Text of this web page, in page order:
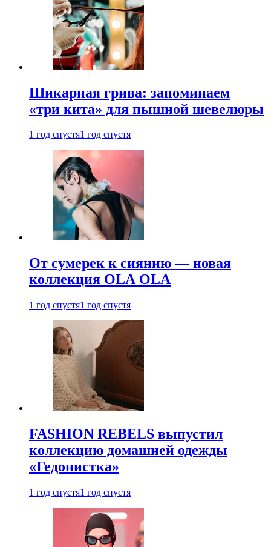
Шикарная грива: запоминаем
«три кита» для пышной шевелюры
1 год спустя1 год спустя
От сумерек к сиянию — новая
коллекция OLA OLA
1 год спустя1 год спустя
FASHION REBELS выпустил
коллекцию домашней одежды
«Гедонистка»
1 год спустя1 год спустя